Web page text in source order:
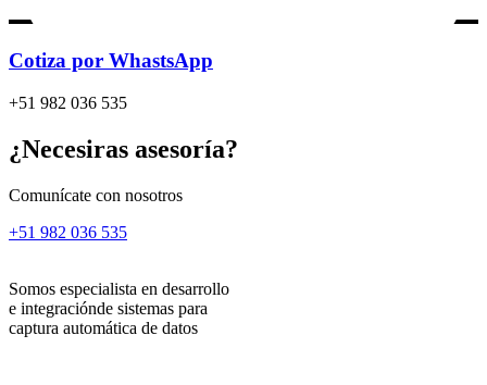
Cotiza por WhastsApp
+51 982 036 535
¿Necesiras asesoría?
Comunícate con nosotros
+51 982 036 535
Somos especialista en desarrollo
e integraciónde sistemas para
captura automática de datos